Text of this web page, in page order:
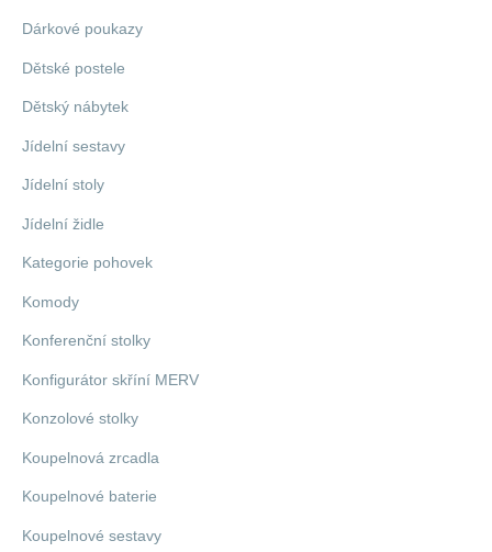
Dárkové poukazy
Dětské postele
Dětský nábytek
Jídelní sestavy
Jídelní stoly
Jídelní židle
Kategorie pohovek
Komody
Konferenční stolky
Konfigurátor skříní MERV
Konzolové stolky
Koupelnová zrcadla
Koupelnové baterie
Koupelnové sestavy